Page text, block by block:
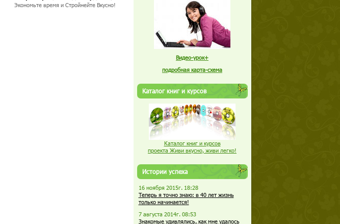
Экономьте время и Стройнейте Вкусно!
Видео-урок+
подробная карта-схема
Каталог книг и курсов
Каталог книг и курсов
проекта Живи вкусно, живи легко!
Истории успеха
16 ноября 2015г. 18:28
Теперь я точно знаю: в 40 лет жизнь
только начинается!
7 августа 2014г. 08:53
Знакомые удивлялись, как мне удалось